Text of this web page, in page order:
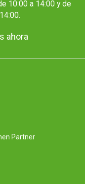
10:00 a 14:00 y de
ahora
Partner